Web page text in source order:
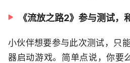
《流放之路2》参与测试，
小伙伴想要参与此次测试，只
器启动游戏。简单点说，你要